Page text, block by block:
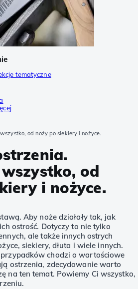
tematyczne
od noży po siekiery i nożyce.
od
i nożyce.
Aby noże działały tak, jak
ostrość. Dotyczy to nie tylko
ale także innych ostrych
siekiery, dłuta i wiele innych.
chodzi o wartościowe
ostrzenia, zdecydowanie warto
na ten temat. Powiemy Ci wszystko,